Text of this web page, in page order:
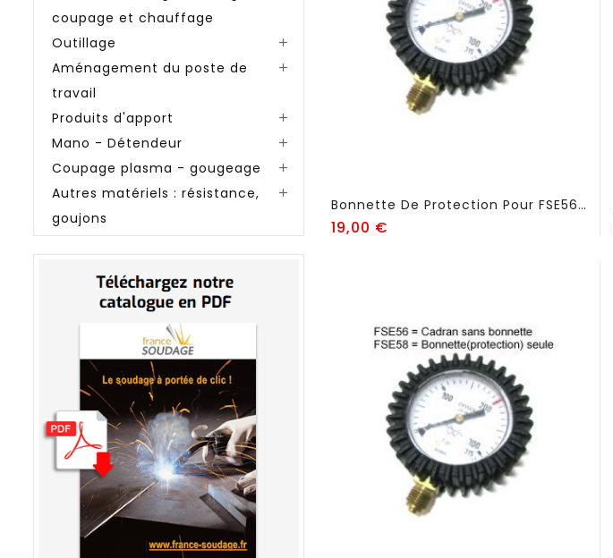
coupage et chauffage
Outillage 
Aménagement du poste de
travail

Produits d'apport 
Mano - Détendeur 
Coupage plasma - gougeage 
Autres matériels : résistance,
goujons

Bonnette De Protection Pour FSE56 - FSE58
19,00 €